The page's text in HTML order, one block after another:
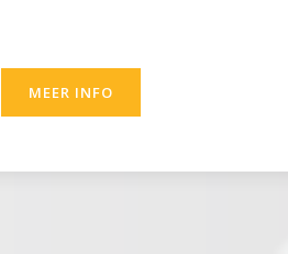
MEER INFO